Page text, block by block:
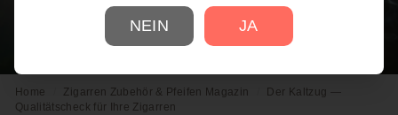
NEIN JA
o
k
Home Zigarren Zubehör & Pfeifen Magazin
Der Kaltzug —
Qualitätscheck für Ihre Zigarren